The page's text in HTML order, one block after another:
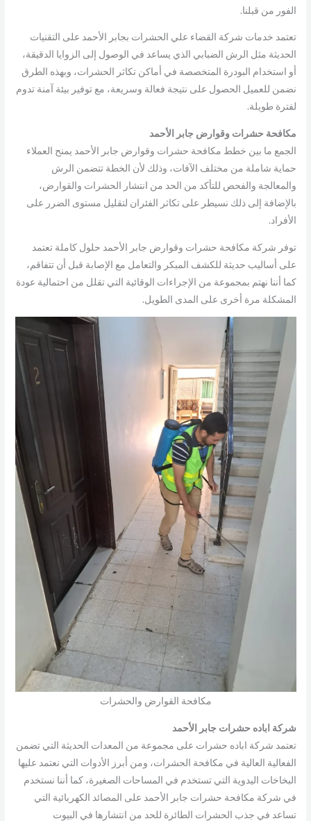
الفور من قبلنا.
تعتمد خدمات شركة القضاء علي الحشرات بجابر الأحمد على التقنيات
الحديثة مثل الرش الضبابي الذي يساعد في الوصول إلى الزوايا الدقيقة،
أو استخدام البودرة المتخصصة في أماكن تكاثر الحشرات، وبهذه الطرق
نضمن للعميل الحصول على نتيجة فعالة وسريعة، مع توفير بيئة آمنة تدوم
لفترة طويلة.
مكافحة حشرات وقوارض جابر الأحمد
الجمع ما بين خطط مكافحة حشرات وقوارض جابر الأحمد يمنح العملاء
حماية شاملة من مختلف الآفات، وذلك لأن الخطة تتضمن الرش
والمعالجة والفحص للتأكد من الحد من انتشار الحشرات والقوارض،
بالإضافة إلى ذلك نسيطر على تكاثر الفئران لتقليل مستوى الضرر على
الأفراد.
توفر شركة مكافحة حشرات وقوارض جابر الأحمد حلول كاملة تعتمد
على أساليب حديثة للكشف المبكر والتعامل مع الإصابة قبل أن تتفاقم،
كما أننا نهتم بمجموعة من الإجراءات الوقائية التي تقلل من احتمالية عودة
المشكلة مرة أخرى على المدى الطويل.
مكافحة القوارض والحشرات​
شركة اباده حشرات جابر الأحمد
تعتمد شركة اباده حشرات على مجموعة من المعدات الحديثة التي تضمن
الفعالية العالية في مكافحة الحشرات، ومن أبرز الأدوات التي نعتمد عليها
البخاخات اليدوية التي تستخدم في المساحات الصغيرة، كما أننا نستخدم
في شركة مكافحة حشرات جابر الأحمد على المصائد الكهربائية التي
تساعد في جذب الحشرات الطائرة للحد من انتشارها في البيوت